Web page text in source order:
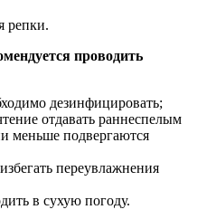
репки.
проводить
дезинфицировать;
отдавать раннеспелым
меньше подвергаются
переувлажнения
в сухую погоду.